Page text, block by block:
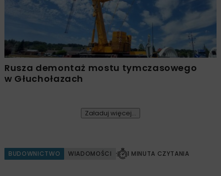
Rusza demontaż mostu tymczasowego
w Głuchołazach
Załaduj więcej...
BUDOWNICTWO WIADOMOŚCI 1 MINUTA CZYTANIA